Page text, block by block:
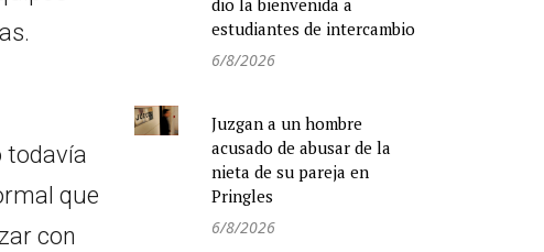
todavía
que
con
dio la bienvenida a
estudiantes de intercambio
6/8/2026
Juzgan a un hombre
acusado de abusar de la
nieta de su pareja en
Pringles
6/8/2026